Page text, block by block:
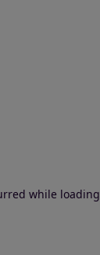
while loading